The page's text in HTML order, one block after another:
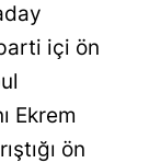
içi ön
Ekrem
ön